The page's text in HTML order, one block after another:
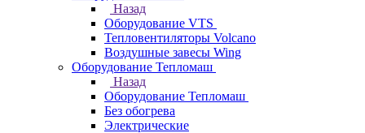
Назад
Оборудование VTS
Тепловентиляторы Volcano
Воздушные завесы Wing
Оборудование Тепломаш
Назад
Оборудование Тепломаш
Без обогрева
Электрические